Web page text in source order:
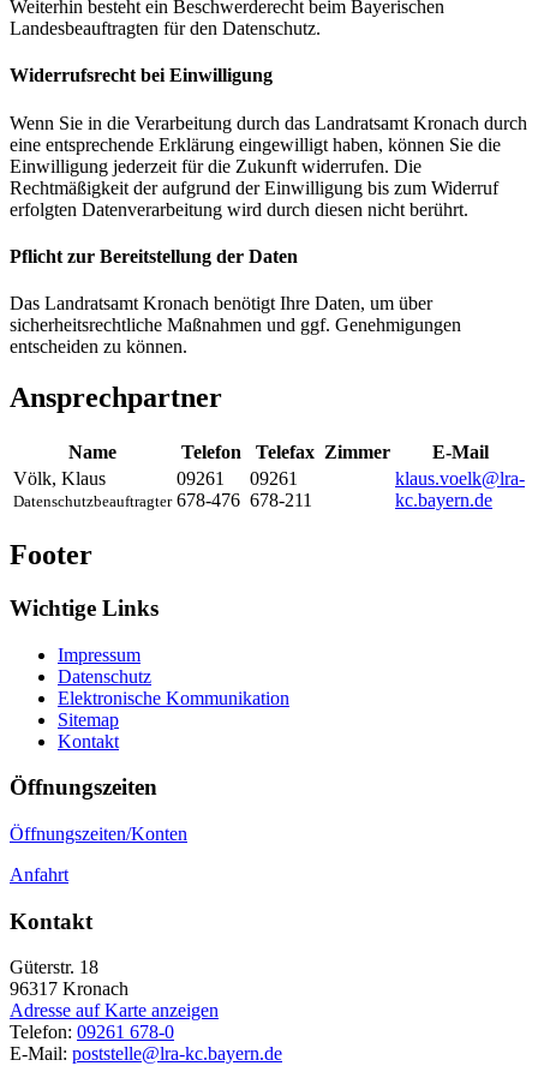
Weiterhin besteht ein Beschwerderecht beim Bayerischen
Landesbeauftragten für den Datenschutz.
Widerrufsrecht bei Einwilligung
Wenn Sie in die Verarbeitung durch das Landratsamt Kronach durch
eine entsprechende Erklärung eingewilligt haben, können Sie die
Einwilligung jederzeit für die Zukunft widerrufen. Die
Rechtmäßigkeit der aufgrund der Einwilligung bis zum Widerruf
erfolgten Datenverarbeitung wird durch diesen nicht berührt.
Pflicht zur Bereitstellung der Daten
Das Landratsamt Kronach benötigt Ihre Daten, um über
sicherheitsrechtliche Maßnahmen und ggf. Genehmigungen
entscheiden zu können.
Ansprechpartner
Name Telefon Telefax Zimmer
E-Mail
Völk, Klaus
Datenschutzbeauftragter
09261
678-476
09261
678-211
klaus.voelk@lra-
kc.bayern.de
Footer
Wichtige Links
Impressum
Datenschutz
Elektronische Kommunikation
Sitemap
Kontakt
Öffnungszeiten
Öffnungszeiten/Konten
Anfahrt
Kontakt
Güterstr. 18
96317 Kronach
Adresse auf Karte anzeigen
Telefon: 09261 678-0
E-Mail: poststelle@lra-kc.bayern.de